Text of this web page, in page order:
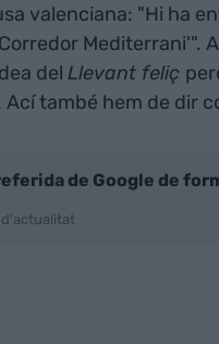
valenciana: "Hi ha
Mediterrani'".
del Llevant feliç
també hem de dir
de Google de